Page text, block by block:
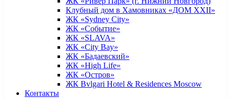
Клубный дом в Хамовниках «ДОМ XXII»
ЖК «Sydney City»
ЖК «Событие»
ЖК «SLAVA»
ЖК «City Bay»
ЖК «Бадаевский»
ЖК «High Life»
ЖК «Остров»
ЖК Bvlgari Hotel & Residences Moscow
Контакты